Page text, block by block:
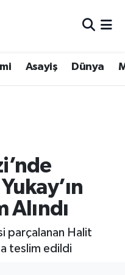
Asayiş Dünya
Alındı
parçalanan Halit
teslim edildi